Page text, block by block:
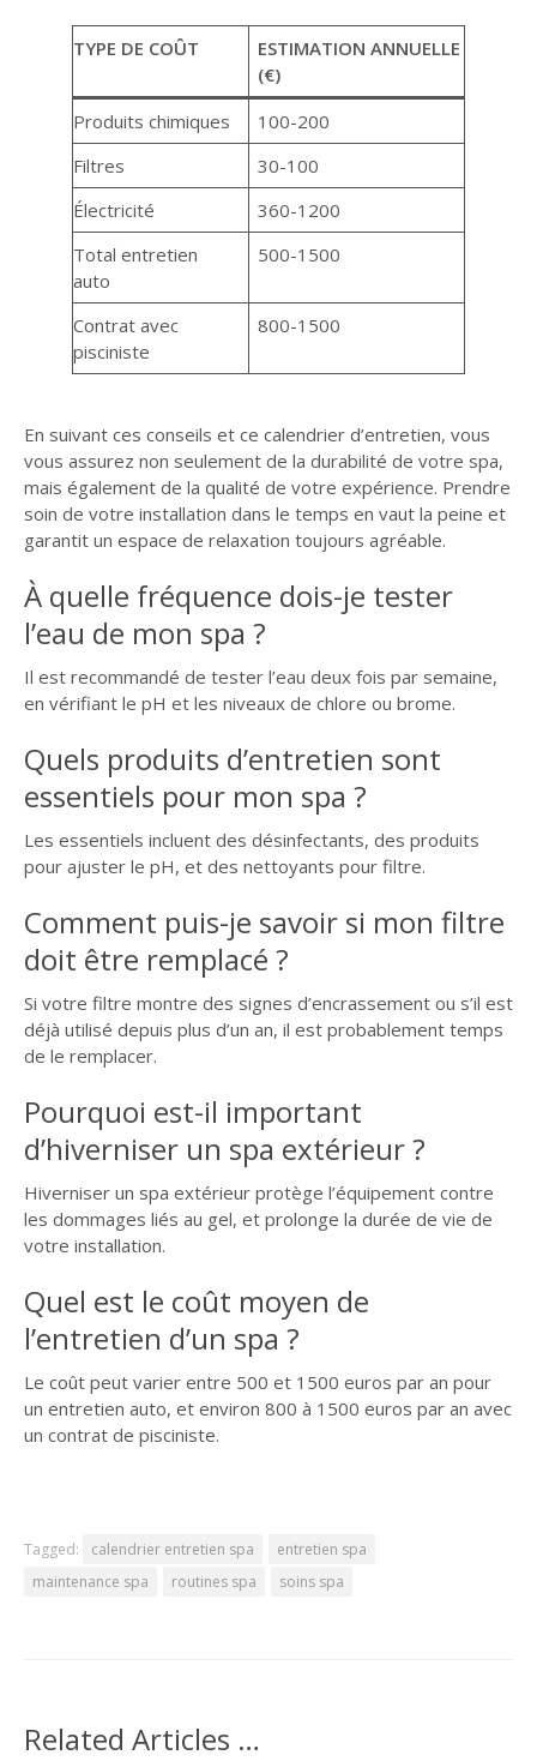
TYPE DE COÛT
ESTIMATION ANNUELLE
(€)
Produits chimiques
100-200
Filtres
30-100
Électricité
360-1200
Total entretien
auto
500-1500
Contrat avec
pisciniste
800-1500
En suivant ces conseils et ce calendrier d’entretien, vous
vous assurez non seulement de la durabilité de votre spa,
mais également de la qualité de votre expérience. Prendre
soin de votre installation dans le temps en vaut la peine et
garantit un espace de relaxation toujours agréable.
À quelle fréquence dois-je tester
l’eau de mon spa ?
Il est recommandé de tester l’eau deux fois par semaine,
en vérifiant le pH et les niveaux de chlore ou brome.
Quels produits d’entretien sont
essentiels pour mon spa ?
Les essentiels incluent des désinfectants, des produits
pour ajuster le pH, et des nettoyants pour filtre.
Comment puis-je savoir si mon filtre
doit être remplacé ?
Si votre filtre montre des signes d’encrassement ou s’il est
déjà utilisé depuis plus d’un an, il est probablement temps
de le remplacer.
Pourquoi est-il important
d’hiverniser un spa extérieur ?
Hiverniser un spa extérieur protège l’équipement contre
les dommages liés au gel, et prolonge la durée de vie de
votre installation.
Quel est le coût moyen de
l’entretien d’un spa ?
Le coût peut varier entre 500 et 1500 euros par an pour
un entretien auto, et environ 800 à 1500 euros par an avec
un contrat de pisciniste.
Tagged: calendrier entretien spa
entretien spa
maintenance spa
routines spa soins spa
Related Articles …